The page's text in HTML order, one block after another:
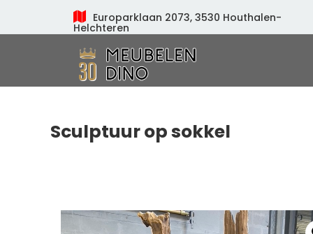
Europarklaan 2073, 3530 Houthalen-
Helchteren
Sculptuur op sokkel